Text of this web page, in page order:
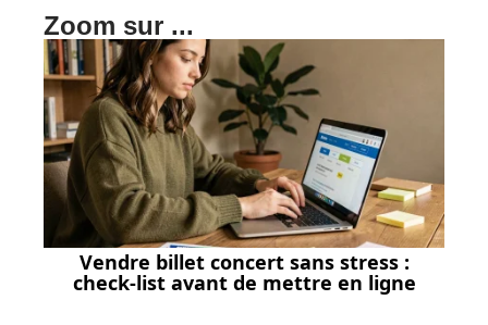
Zoom sur ...
Vendre billet concert sans stress :
check-list avant de mettre en ligne